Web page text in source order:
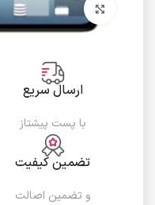
برای بزرگنمایی
ارسال سریع
با پست پیشتاز
تضمین کیفیت
و تضمین اصالت